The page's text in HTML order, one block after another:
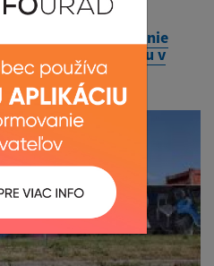
úpravy na zvyšovanie
obecného úradu v